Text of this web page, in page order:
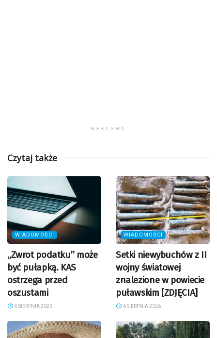
REKLAMA
Czytaj także
WIADOMOŚCI
„Zwrot podatku” może
być pułapką. KAS
ostrzega przed
oszustami
6 SIERPNIA 2026
WIADOMOŚCI
Setki niewybuchów z II
wojny światowej
znalezione w powiecie
puławskim [ZDJĘCIA]
6 SIERPNIA 2026